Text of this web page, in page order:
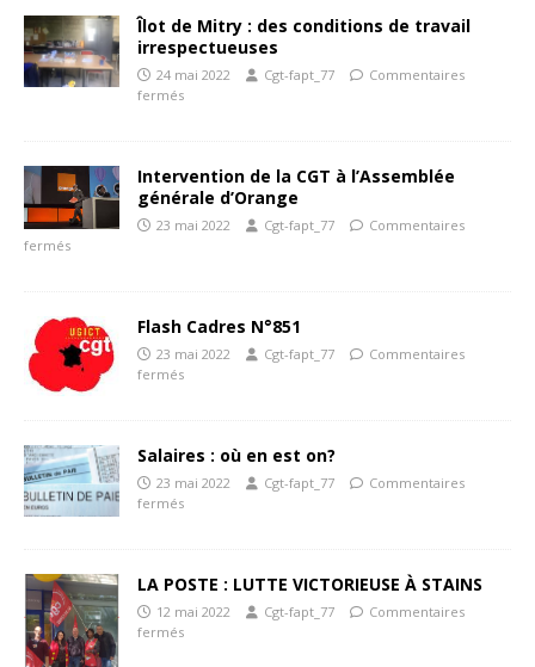
Îlot de Mitry : des conditions de travail
irrespectueuses
24 mai 2022 Cgt-fapt_77
Commentaires
fermés
Intervention de la CGT à l’Assemblée
générale d’Orange
23 mai 2022 Cgt-fapt_77
Commentaires
fermés
Flash Cadres N°851
23 mai 2022 Cgt-fapt_77
Commentaires
fermés
Salaires : où en est on?
23 mai 2022 Cgt-fapt_77
Commentaires
fermés
LA POSTE : LUTTE VICTORIEUSE À STAINS
12 mai 2022 Cgt-fapt_77
Commentaires
fermés